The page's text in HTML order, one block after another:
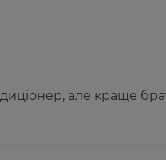
але краще